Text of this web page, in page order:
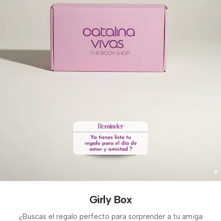
Girly Box
¿Buscas el regalo perfecto para sorprender a tu amiga